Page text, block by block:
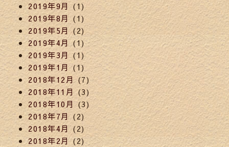
2019年9月(1)
2019年8月(1)
2019年5月 (2)
2019年4月 (1)
2019年3月 (1)
2019年1月 (1)
2018年12月(7)
2018年11月 (3)
2018年10月 (3)
2018年7月(2)
2018年4月(2)
2018年2月(2)